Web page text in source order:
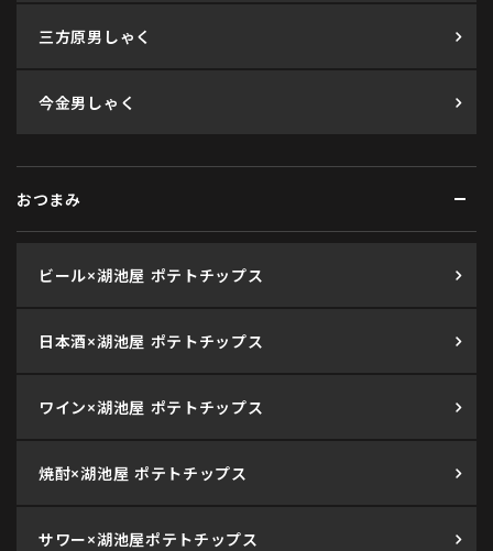
三方原男しゃく
今金男しゃく
おつまみ
ビール×湖池屋 ポテトチップス
日本酒×湖池屋 ポテトチップス
ワイン×湖池屋 ポテトチップス
焼酎×湖池屋 ポテトチップス
サワー×湖池屋ポテトチップス